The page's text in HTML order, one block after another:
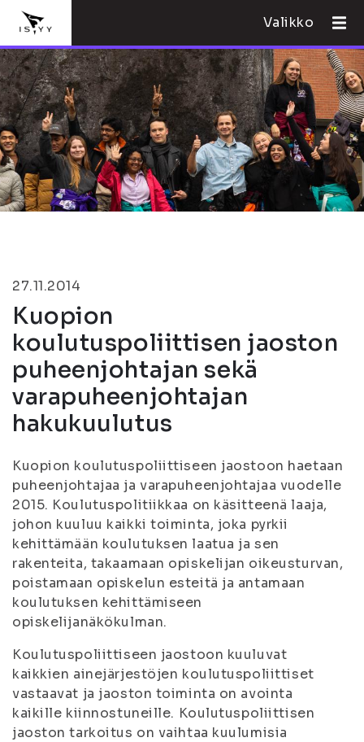
Valikko
27.11.2014
Kuopion
koulutuspoliittisen jaoston
puheenjohtajan sekä
varapuheenjohtajan
hakukuulutus
Kuopion koulutuspoliittiseen jaostoon haetaan
puheenjohtajaa ja varapuheenjohtajaa vuodelle
2015. Koulutuspolitiikkaa on käsitteenä laaja,
johon kuuluu kaikki toiminta, joka pyrkii
kehittämään koulutuksen laatua ja sen
rakenteita, takaamaan opiskelijan oikeusturvan,
poistamaan opiskelun esteitä ja antamaan
koulutuksen kehittämiseen
opiskelijanäkökulman.
Koulutuspoliittiseen jaostoon kuuluvat
kaikkien ainejärjestöjen koulutuspoliittiset
vastaavat ja jaoston toiminta on avointa
kaikille kiinnostuneille. Koulutuspoliittisen
jaoston tarkoitus on vaihtaa kuulumisia